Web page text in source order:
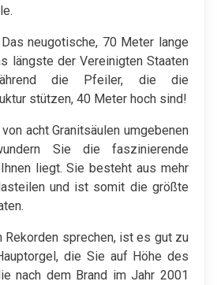
neugotische, 70 Meter lange
längste der Vereinigten Staaten
die Pfeiler, die die
stützen, 40 Meter hoch sind!
acht Granitsäulen umgebenen
Sie die faszinierende
liegt. Sie besteht aus mehr
und ist somit die größte
Rekorden sprechen, ist es gut zu
die Sie auf Höhe des
nach dem Brand im Jahr 2001